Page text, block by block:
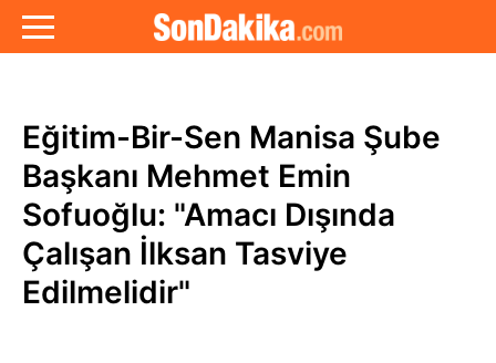
Eğitim-Bir-Sen Manisa Şube
Başkanı Mehmet Emin
Sofuoğlu: "Amacı Dışında
Çalışan İlksan Tasviye
Edilmelidir"